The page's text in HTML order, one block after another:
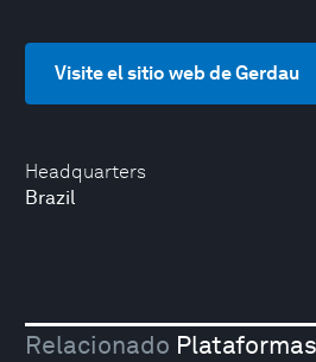
Headquarters
Brazil
Visite el sitio web de Gerdau
Relacionado Plataformas